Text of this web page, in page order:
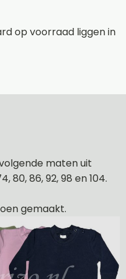
op voorraad liggen in
maten uit
80, 86, 92, 98 en 104.
gemaakt.